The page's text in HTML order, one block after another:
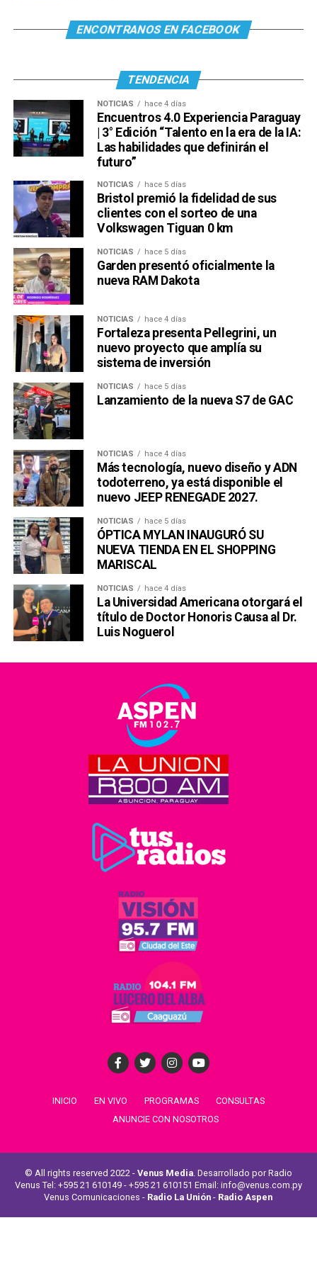
ENCONTRANOS EN FACEBOOK
TENDENCIA
NOTICIAS hace 4 días
Encuentros 4.0 Experiencia Paraguay
| 3° Edición “Talento en la era de la IA:
Las habilidades que definirán el
futuro”
NOTICIAS hace 5 días
Bristol premió la fidelidad de sus
clientes con el sorteo de una
Volkswagen Tiguan 0 km
NOTICIAS hace 5 días
Garden presentó oficialmente la
nueva RAM Dakota
NOTICIAS hace 4 días
Fortaleza presenta Pellegrini, un
nuevo proyecto que amplía su
sistema de inversión
NOTICIAS hace 5 días
Lanzamiento de la nueva S7 de GAC
NOTICIAS hace 4 días
Más tecnología, nuevo diseño y ADN
todoterreno, ya está disponible el
nuevo JEEP RENEGADE 2027.
NOTICIAS hace 5 días
ÓPTICA MYLAN INAUGURÓ SU
NUEVA TIENDA EN EL SHOPPING
MARISCAL
NOTICIAS hace 4 días
La Universidad Americana otorgará el
título de Doctor Honoris Causa al Dr.
Luis Noguerol
INICIO EN VIVO PROGRAMAS
CONSULTAS
ANUNCIE CON NOSOTROS
© All rights reserved 2022 - Venus Media. Desarrollado por Radio
Venus Tel: +595 21 610149 - +595 21 610151 Email: info@venus.com.py
Venus Comunicaciones - Radio La Unión - Radio Aspen